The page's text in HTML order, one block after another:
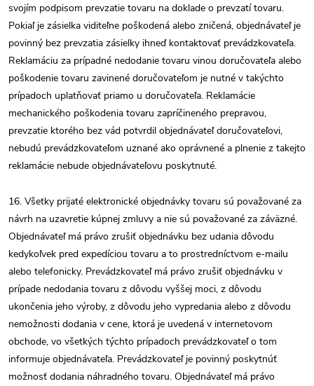
svojím podpisom prevzatie tovaru na doklade o prevzatí tovaru.
Pokiaľ je zásielka viditeľne poškodená alebo zničená, objednávateľ je
povinný bez prevzatia zásielky ihneď kontaktovať prevádzkovateľa.
Reklamáciu za prípadné nedodanie tovaru vinou doručovateľa alebo
poškodenie tovaru zavinené doručovateľom je nutné v takýchto
prípadoch uplatňovať priamo u doručovateľa. Reklamácie
mechanického poškodenia tovaru zapríčineného prepravou,
prevzatie ktorého bez vád potvrdil objednávateľ doručovateľovi,
nebudú prevádzkovateľom uznané ako oprávnené a plnenie z takejto
reklamácie nebude objednávateľovu poskytnuté.
16. Všetky prijaté elektronické objednávky tovaru sú považované za
návrh na uzavretie kúpnej zmluvy a nie sú považované za záväzné.
Objednávateľ má právo zrušiť objednávku bez udania dôvodu
kedykoľvek pred expedíciou tovaru a to prostredníctvom e-mailu
alebo telefonicky. Prevádzkovateľ má právo zrušiť objednávku v
prípade nedodania tovaru z dôvodu vyššej moci, z dôvodu
ukončenia jeho výroby, z dôvodu jeho vypredania alebo z dôvodu
nemožnosti dodania v cene, ktorá je uvedená v internetovom
obchode, vo všetkých týchto prípadoch prevádzkovateľ o tom
informuje objednávateľa. Prevádzkovateľ je povinný poskytnúť
možnosť dodania náhradného tovaru. Objednávateľ má právo